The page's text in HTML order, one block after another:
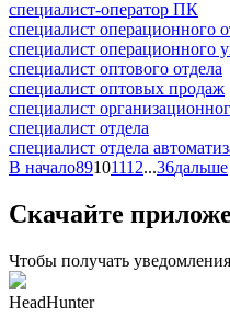
специалист-оператор ПК
специалист операционного
специалист операционного
специалист оптового отдела
специалист оптовых продаж
специалист
специалист отдела
специалист отдела
В начало89101112...36дальше
Скачайте
Чтобы получать
HeadHunter